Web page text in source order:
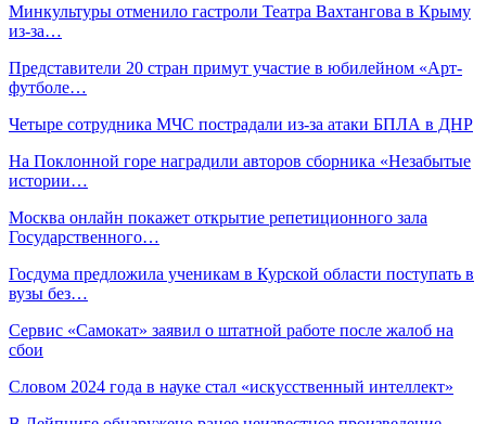
Минкультуры отменило гастроли Театра Вахтангова в Крыму
из-за…
Представители 20 стран примут участие в юбилейном «Арт-
футболе…
Четыре сотрудника МЧС пострадали из-за атаки БПЛА в ДНР
На Поклонной горе наградили авторов сборника «Незабытые
истории…
Москва онлайн покажет открытие репетиционного зала
Государственного…
Госдума предложила ученикам в Курской области поступать в
вузы без…
Сервис «Самокат» заявил о штатной работе после жалоб на
сбои
Словом 2024 года в науке стал «искусственный интеллект»